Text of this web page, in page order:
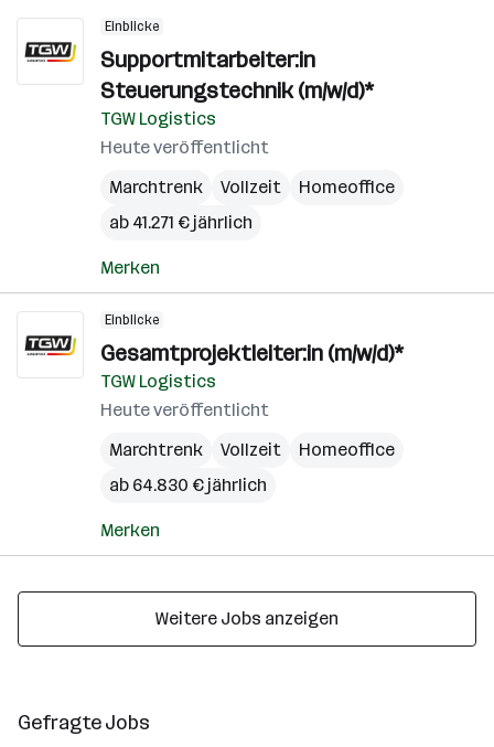
Einblicke
Supportmitarbeiter:in
Steuerungstechnik (m/w/d)*
TGW Logistics
Heute veröffentlicht
Marchtrenk
Vollzeit
Homeoffice
ab 41.271 € jährlich
Merken
Einblicke
Gesamtprojektleiter:in (m/w/d)*
TGW Logistics
Heute veröffentlicht
Marchtrenk
Vollzeit
Homeoffice
ab 64.830 € jährlich
Merken
Weitere Jobs anzeigen
Gefragte Jobs